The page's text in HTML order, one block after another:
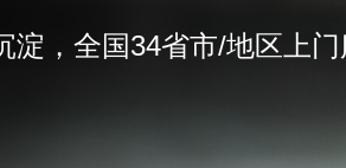
淀，全国34省市/地区上